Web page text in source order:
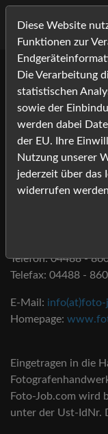
Foto-Job.com
Telefon: 04488 -
Telefax: 04488 -
E-Mail: info(at)foto-
Homepage:
Eingetragen in die
Foto-Job.com wird
unter der Ust-IdNr.
Diese Website
Funktionen zur
Die Verarbeitung
statistischen
sowie der
werden dabei
der EU. Ihre
Nutzung unserer
jederzeit über das
widerrufen